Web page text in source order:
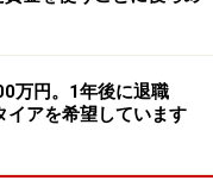
ています。今の所有
う1台は7年後に同
済。
万円。1年後に退職
イアを希望しています